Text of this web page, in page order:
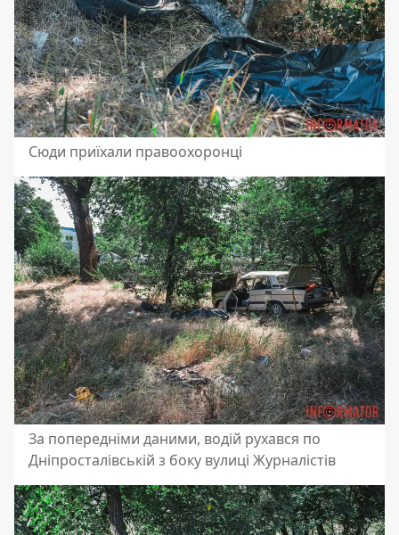
Сюди приїхали правоохоронці
За попередніми даними, водій рухався по
Дніпросталівській з боку вулиці Журналістів